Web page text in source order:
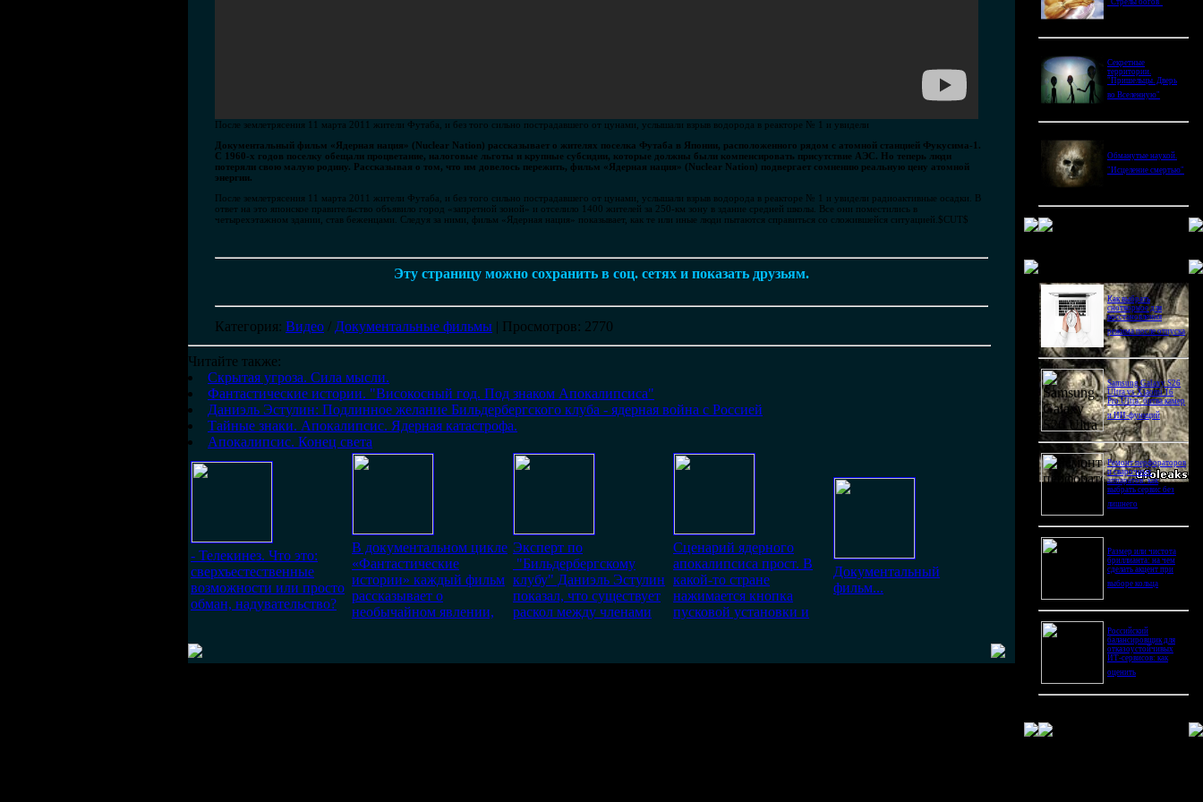
После землетрясения 11 марта 2011 жители Футаба, и без того сильно пострадавшего от цунами, услышали взрыв водорода в реакторе № 1 и увидели
Документальный фильм «Ядерная нация» (Nuclear Nation) рассказывает о жителях поселка Футаба в Японии, расположенного рядом с атомной станцией Фукусима-1.
С 1960-х годов поселку обещали процветание, налоговые льготы и крупные субсидии, которые должны были компенсировать присутствие АЭС. Но теперь люди
потеряли свою малую родину. Рассказывая о том, что им довелось пережить, фильм «Ядерная нация» (Nuclear Nation) подвергает сомнению реальную цену атомной
энергии.
После землетрясения 11 марта 2011 жители Футаба, и без того сильно пострадавшего от цунами, услышали взрыв водорода в реакторе № 1 и увидели радиоактивные осадки. В
ответ на это японское правительство объявило город «запретной зоной» и отселило 1400 жителей за 250-км зону в здание средней школы. Все они поместились в
четырехэтажном здании, став беженцами. Следуя за ними, фильм «Ядерная нация» показывает, как те или иные люди пытаются справиться со сложившейся ситуацией.$CUT$
Эту страницу можно сохранить в соц. сетях и показать друзьям.
Категория: Видео / Документальные фильмы | Просмотров: 2770
Читайте также:
Скрытая угроза. Сила мысли.
Фантастические истории. "Високосный год. Под знаком Апокалипсиса"
Даниэль Эстулин: Подлинное желание Бильдербергского клуба - ядерная война с Россией
Тайные знаки. Апокалипсис. Ядерная катастрофа.
Апокалипсис. Конец света
- Телекинез. Что это:
сверхъестественные
возможности или просто
обман, надувательство?
В документальном цикле
«Фантастические
истории» каждый фильм
рассказывает о
необычайном явлении,
Эксперт по
"Бильдербергскому
клубу" Даниэль Эстулин
показал, что существует
раскол между членами
Сценарий ядерного
апокалипсиса прост. В
какой-то стране
нажимается кнопка
пусковой установки и
Документальный
фильм...
"Стрелы богов"
Секретные
территории.
"Пришельцы. Дверь
во Вселенную"
Обманутые наукой.
"Исцеление смертью"
Как выбрать
снотворное для
восстановления
режима после отпуска
Samsung Galaxy S26
Ultra vs Xiaomi 16
Pro Ultra: битва камер
и ИИ-функций
Ремонт перфораторов
и сварочных
аппаратов: как
выбрать сервис без
лишнего
Размер или чистота
бриллианта: на чем
сделать акцент при
выборе кольца
Российский
балансировщик для
отказоустойчивых
ИТ-сервисов: как
оценить